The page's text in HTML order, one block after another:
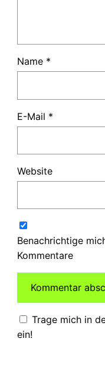
Name *
E-Mail *
Website
Benachrichtige
Kommentare
Trage mich in
ein!